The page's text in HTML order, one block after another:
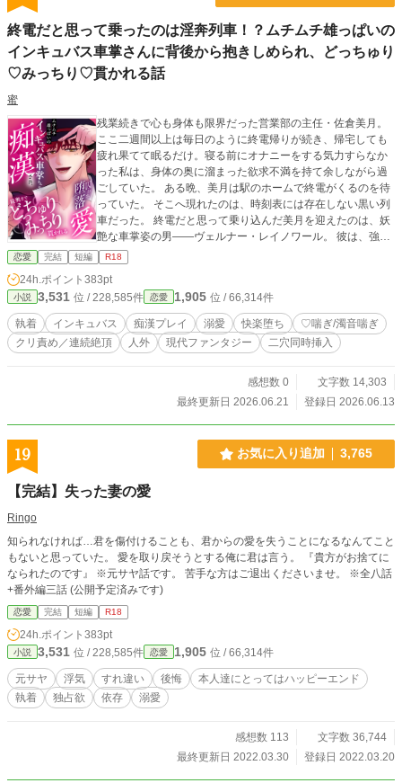
終電だと思って乗ったのは淫奔列車！？ムチムチ雄っぱいの
インキュバス車掌さんに背後から抱きしめられ、どっちゅり
♡みっちり♡貫かれる話
蜜
残業続きで心も身体も限界だった営業部の主任・佐倉美月。
ここ二週間以上は毎日のように終電帰りが続き、帰宅しても
疲れ果てて眠るだけ。寝る前にオナニーをする気力すらなか
った私は、身体の奥に溜まった欲求不満を持て余しながら過
ごしていた。 ある晩、美月は駅のホームで終電がくるのを待
っていた。 そこへ現れたのは、時刻表には存在しない黒い列
車だった。 終電だと思って乗り込んだ美月を迎えたのは、妖
艶な車掌姿の男――ヴェルナー・レイノワール。 彼は、強い
欲求不満を抱えた女性の前にだけ現れる淫奔列車を運行する
インキュバスだった。 登場人物 ・ヴェルナー・レイノワ
ール 自身のテリトリーを列車化し、強い欲求不満を抱えた女
性の前にだけ現れる。 相手の欲望を見抜き、甘い言葉で逃げ
場を奪っていくタイプ。淫奔列車に乗り込んだ乗客の欲を満
たし、その精気を喰らって生きている。 美月のことも乗客の
一人として迎えるつもりだったが、精気の甘さと身体の相性
く。最終的には「逃がしたくない」「ずっと一緒にいたい」
と思うようになる。 ドSで強引だが、美月を壊すつもりはな
りもさらに濃い魔力をまとい、二本の陰茎を持つ。 ・佐倉 美
月(さくら みつき) 営業部の主任。真面目で責任感が強く、仕
後は食事や風呂を済ませるだけで精一杯。 本当は性的欲求不
れた黒い列車を終電だと思い込み、そのまま乗り込んでしま
う。 ヴェルナーに自分の奥底にあった欲望を見抜かれ、身体
が反応してしまう。 無数の手に触れられているような羞恥に
怯えながらも、ヴェルナー一人に支配されていると知り、さ
らに深く堕ちていく。 ※アルファポリス用にタイトルなど多
ります。
恋愛 完結 短編 R18
24h.ポイント 383pt
小説 3,531 位 / 228,585件 恋愛 1,905 位 / 66,314件
執着 インキュバス 痴漢プレイ 溺愛 快楽堕ち
♡喘ぎ/濁音喘ぎ
クリ責め／連続絶頂
人外 現代ファンタジー 二穴同時挿入
感想数 0
文字数 14,303
最終更新日 2026.06.21
登録日 2026.06.13
19 お気に入り追加 3,765
【完結】失った妻の愛
Ringo
知られなければ…君を傷付けることも、君からの愛を失うことになるなんてこと
もないと思っていた。 愛を取り戻そうとする俺に君は言う。 『貴方がお捨てに
なられたのです』 ※元サヤ話です。 苦手な方はご退出くださいませ。 ※全八話
+番外編三話 (公開予定済みです)
恋愛 完結 短編 R18
24h.ポイント 383pt
小説 3,531 位 / 228,585件 恋愛 1,905 位 / 66,314件
元サヤ 浮気 すれ違い 後悔
本人達にとってはハッピーエンド
執着
独占欲 依存 溺愛
感想数 113
文字数 36,744
最終更新日 2022.03.30
登録日 2022.03.20